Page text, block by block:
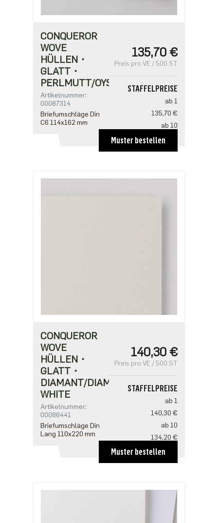
CONQUEROR
WOVE
HÜLLEN・
GLATT・
PERLMUTT/OYSTER
Artikelnummer:
00087314
Briefumschläge Din
C6 114x162 mm
135,70 €
Preis pro VE / 500 ST
STAFFELPREISE
ab 1
135,70 €
ab 10
129,80 €
ab 20
Muster bestellen
CONQUEROR
WOVE
HÜLLEN・
GLATT・
DIAMANT/DIAMOND
WHITE
Artikelnummer:
00086441
Briefumschläge Din
Lang 110x220 mm
140,30 €
Preis pro VE / 500 ST
STAFFELPREISE
ab 1
140,30 €
ab 10
134,20 €
ab 20
122,00 €
Muster bestellen